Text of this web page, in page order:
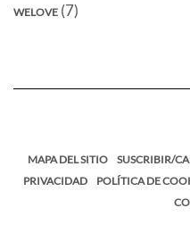
WELOVE (7)
MAPA DEL SITIO SUSCRIBIR/
PRIVACIDAD
POLÍTICA DE